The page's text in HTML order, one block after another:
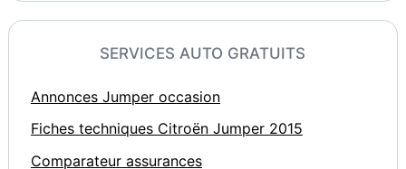
SERVICES AUTO GRATUITS
Annonces Jumper occasion
Fiches techniques Citroën Jumper 2015
Comparateur assurances